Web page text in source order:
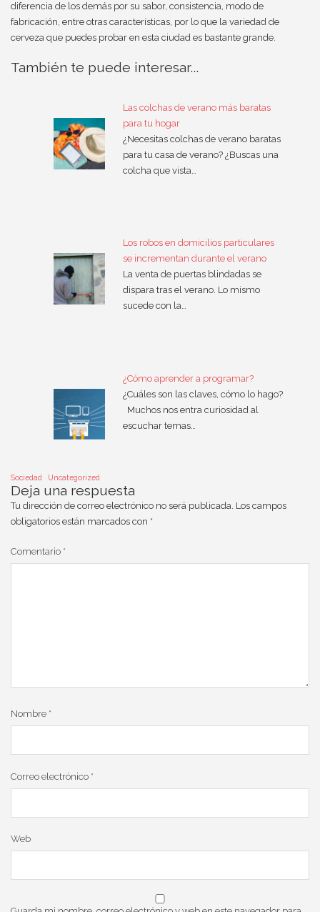
diferencia de los demás por su sabor, consistencia, modo de
fabricación, entre otras características, por lo que la variedad de
cerveza que puedes probar en esta ciudad es bastante grande.
También te puede interesar...
Las colchas de verano más baratas
para tu hogar
¿Necesitas colchas de verano baratas
para tu casa de verano? ¿Buscas una
colcha que vista…
Los robos en domicilios particulares
se incrementan durante el verano
La venta de puertas blindadas se
dispara tras el verano. Lo mismo
sucede con la…
¿Cómo aprender a programar?
¿Cuáles son las claves, cómo lo hago?
Muchos nos entra curiosidad al
escuchar temas…
Sociedad Uncategorized
Deja una respuesta
Tu dirección de correo electrónico no será publicada. Los campos
obligatorios están marcados con *
Comentario *
Nombre *
Correo electrónico *
Web